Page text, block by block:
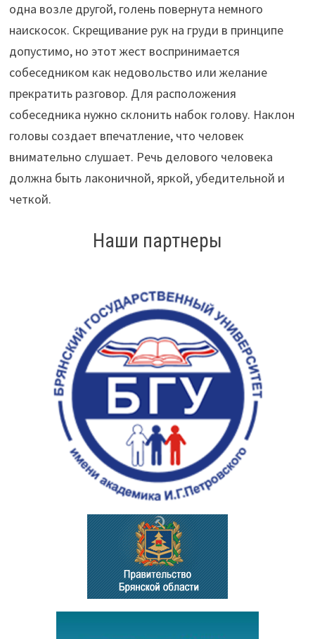
одна возле другой, голень повернута немного
наискосок. Скрещивание рук на груди в принципе
допустимо, но этот жест воспринимается
собеседником как недовольство или желание
прекратить разговор. Для расположения
собеседника нужно склонить набок голову. Наклон
головы создает впечатление, что человек
внимательно слушает. Речь делового человека
должна быть лаконичной, яркой, убедительной и
четкой.
Наши партнеры